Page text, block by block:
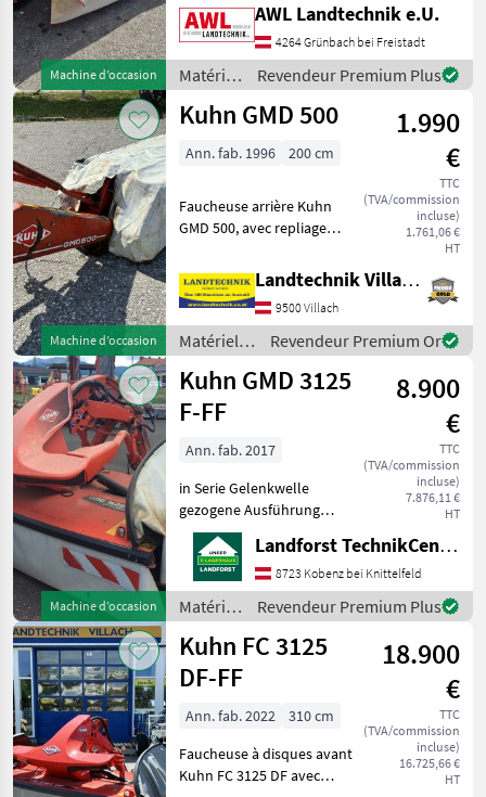
Machine d’occasion
mit 3, 14m Arbeitsbreite,
Klingenschnellwechsel,
Optidisc Elite Mähbalken
(wartungsfrei), Gelenkwelle,
klappbare Seit
AWL Landtechnik e.U.
4264 Grünbach bei Freistadt
Matériels
de
fenaison
Revendeur Premium Plus
Machine d’occasion
Kuhn GMD 500
1.990
€
TTC
(TVA/commission
incluse)
1.761,06 €
HT
Ann. fab. 1996 200 cm
Faucheuse arrière Kuhn
GMD 500, avec repliage
mécanique contre les
chocs, déflecteur d'andains,
sans arbre de transmission,
prête à l'emploi,
Landtechnik Villach GmbH
9500 Villach
Matériels
de
fenaison /
Kuhn
Revendeur Premium Or
Machine d’occasion
Kuhn GMD 3125
F-FF
8.900
€
TTC
(TVA/commission
incluse)
7.876,11 €
HT
Ann. fab. 2017
in Serie Gelenkwelle
gezogene Ausführung
hydraulische Entlastung 3-
Punkt Anbau angetriebene
Schwadformer Optidisc
Elite Mähbalken FastFit
Klingenschnellwechsel 7
Mäh
Landforst TechnikCenter Knittelfeld
8723 Kobenz bei Knittelfeld
Matériels
de
fenaison
/ Kuhn
Revendeur Premium Plus
Kuhn FC 3125
DF-FF
18.900
€
TTC
(TVA/commission
incluse)
16.725,66 €
HT
Ann. fab. 2022
310 cm
Faucheuse à disques avant
Kuhn FC 3125 DF avec